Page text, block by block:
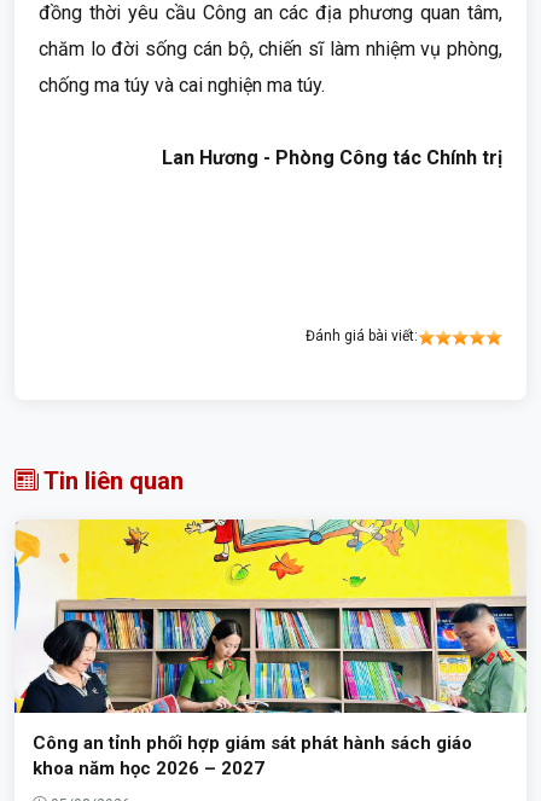
đồng thời yêu cầu Công an các địa phương quan tâm,
chăm lo đời sống cán bộ, chiến sĩ làm nhiệm vụ phòng,
chống ma túy và cai nghiện ma túy.
Lan Hương - Phòng Công tác Chính trị
Đánh giá bài viết:
Tin liên quan
Công an tỉnh phối hợp giám sát phát hành sách giáo
khoa năm học 2026 – 2027